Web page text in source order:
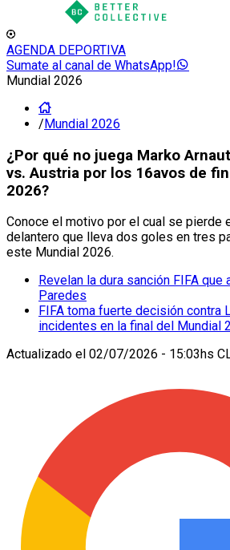
AGENDA DEPORTIVA
Sumate al canal de WhatsApp!
Mundial 2026
/Mundial 2026
¿Por qué no juega Marko
vs. Austria por los 16avos de
2026?
Conoce el motivo por el cual se pierde
delantero que lleva dos goles en tres
este Mundial 2026.
Revelan la dura sanción FIFA que
Paredes
FIFA toma fuerte decisión contra
incidentes en la final del Mundial
Actualizado el 02/07/2026 - 15:03hs